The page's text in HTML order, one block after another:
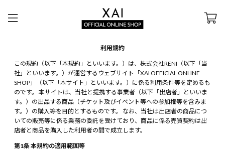
利用規約
この規約（以下「本規約」といいます。）は、株式会社RENI（以下「当
社」といいます。）が運営するウェブサイト「XAI OFFICIAL ONLINE
SHOP」（以下「本サイト」といいます。）に係る利用条件等を定めるも
のです。 本サイトは、当社と提携する事業者（以下「出店者」といいま
す。）の出品する商品（チケット及びイベント等への参加権等を含みま
す。）の購入等を目的とするものです。 なお、当社は出店者の商品につ
いての販売等に係る業務の委託を受けており、商品に係る売買契約は出
店者と商品を購入した利用者の間で成立します。
第1条 本規約の適用範囲等